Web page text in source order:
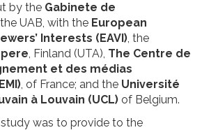
by the Gabinete de
UAB, with the European
Interests (EAVI) , the
, Finland (UTA), The Centre de
et des médias
, of France; and the Université
à Louvain (UCL) of Belgium.
was to provide to the